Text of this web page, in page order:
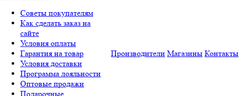
Советы покупателям
Как сделать заказ на
сайте
Условия оплаты
Гарантия на товар
Условия доставки
Программа лояльности
Оптовые продажи
Подарочные
Производители Магазины Контакты